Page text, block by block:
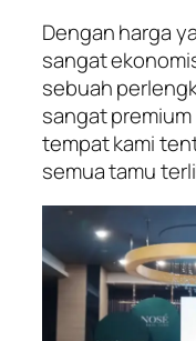
Dengan harga
sangat
sebuah
sangat
tempat kami
semua tamu